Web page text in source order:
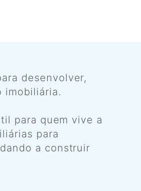
desenvolver,
imobiliária.
para quem vive a
para
a construir